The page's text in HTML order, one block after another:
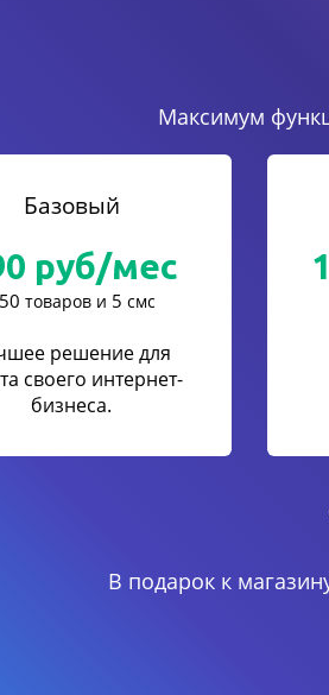
Максимум
Базовый
руб/мес
товаров и 5 смс
решение для
своего интернет-
бизнеса.
В подарок к